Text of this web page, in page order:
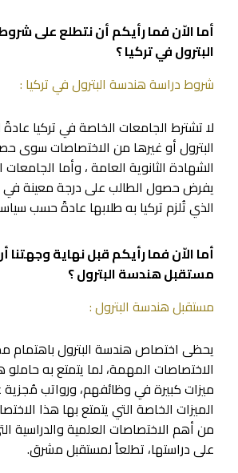
أما الاّن فما رأيكم أن نتطلع على
البترول في تركيا ؟
شروط دراسة هندسة البترول في تركيا :
لا تشترط الجامعات الخاصة في تركيا
البترول أو غيرها من الاختصاصات سوى
الشهادة الثانوية العامة ، وأما
يفرض حصول الطالب على درجة معينة في
الذي تُلزم تركيا به طلابها عادةً حسب
أما الاّن فما رأيكم قبل نهاية
مستقبل هندسة البترول ؟
مستقبل هندسة البترول :
يحظى اختصاص هندسة البترول باهتمام
الاختصاصات المهمة، لما يتمتع به
ميزات كبيرة في وظائفهم، ورواتب
الميزات الخاصة التي يتمتع بها هذا
من أهم الاختصاصات العلمية والدراسية
على دراستها، تطلعاً لمستقبل مشرق.